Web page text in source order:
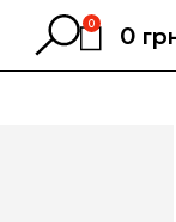
0 0